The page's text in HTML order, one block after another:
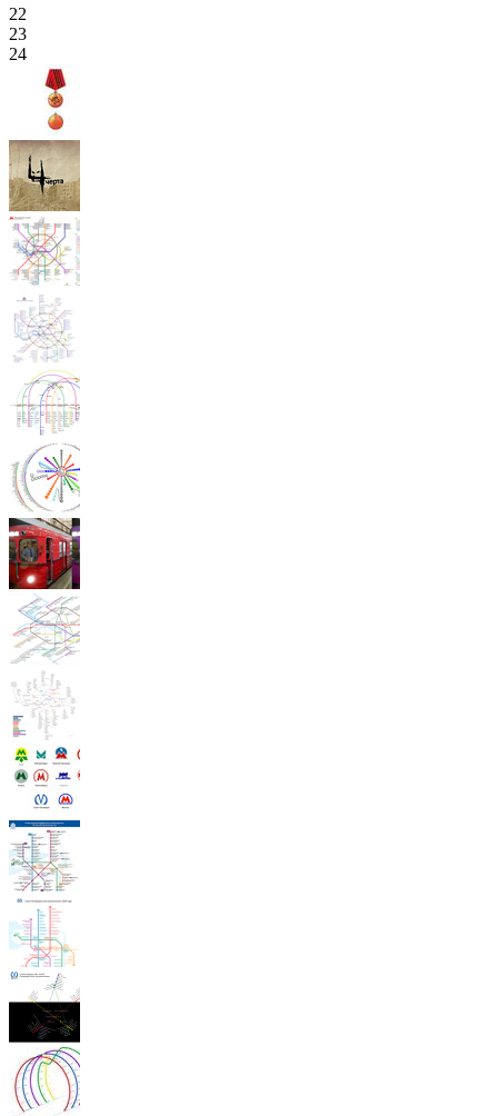
22
23
24